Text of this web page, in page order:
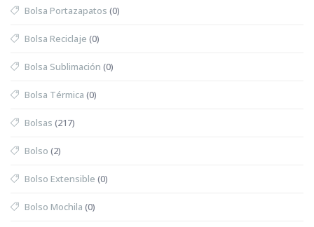
Bolsa Portazapatos (0)
Bolsa Reciclaje (0)
Bolsa Sublimación (0)
Bolsa Térmica (0)
Bolsas (217)
Bolso (2)
Bolso Extensible (0)
Bolso Mochila (0)